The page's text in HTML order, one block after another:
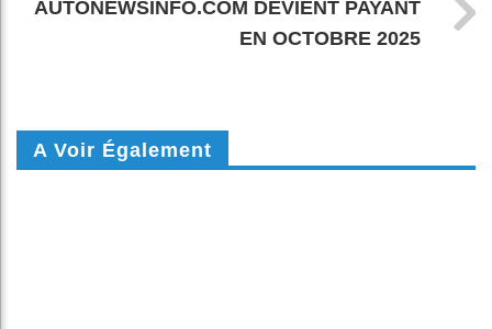
AUTONEWSINFO.COM DEVIENT PAYANT
EN OCTOBRE 2025
A Voir Également